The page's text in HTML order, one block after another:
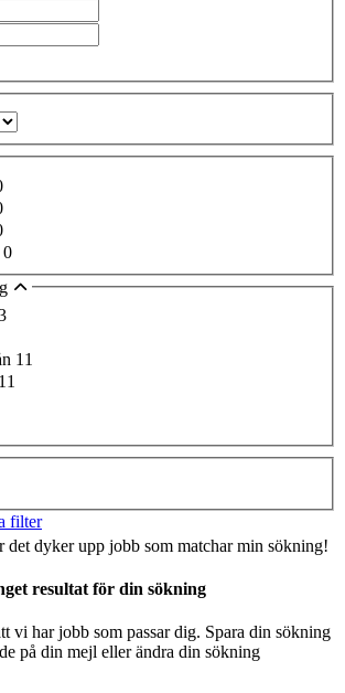
0
11
11
filter
det dyker upp jobb som matchar min sökning!
resultat för din sökning
vi har jobb som passar dig. Spara din sökning
på din mejl eller ändra din sökning